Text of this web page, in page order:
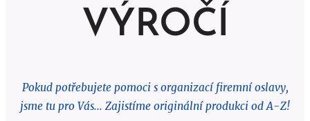
VÝROČÍ
Pokud potřebujete pomoci s organizací firemní oslavy,
jsme tu pro Vás... Zajistíme originální produkci od A-Z!